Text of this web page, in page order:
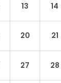
13 14
20 21
27 28